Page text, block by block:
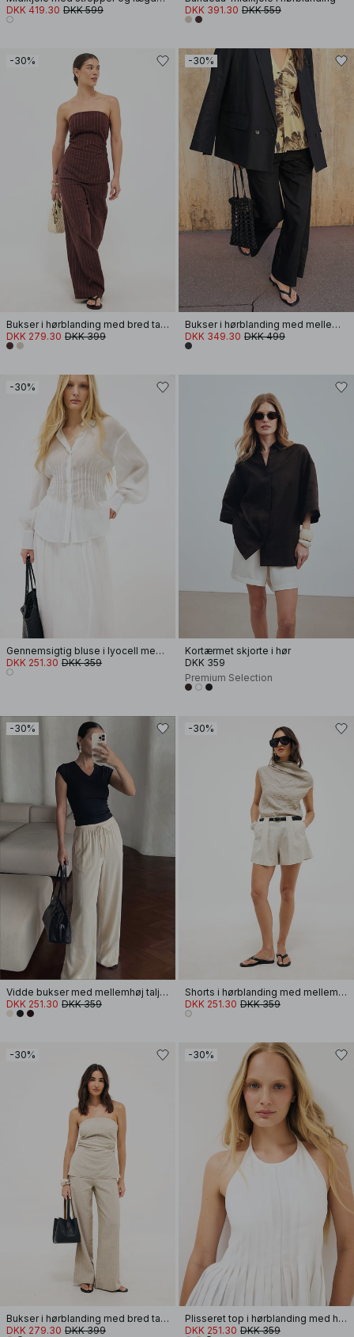
DKK 419.30 DKK 599
DKK 391.30 DKK 559
-30%
Bukser i hørblanding med bred talje
DKK 279.30 DKK 399
-30%
Bukser i hørblanding med mellemhøj talje og smalle flæseben
DKK 349.30 DKK 499
-30%
Gennemsigtig bluse i lyocell med lange ærmer og hulmønster
DKK 251.30 DKK 359
Kortærmet skjorte i hør
DKK 359
Premium Selection
-30%
Vidde bukser med mellemhøj talje i viskoseblanding
DKK 251.30 DKK 359
-30%
Shorts i hørblanding med mellemhøj talje
DKK 251.30 DKK 359
-30%
Bukser i hørblanding med bred talje
DKK 279.30 DKK 399
-30%
Plisseret top i hørblanding med halterneck
DKK 251.30 DKK 359